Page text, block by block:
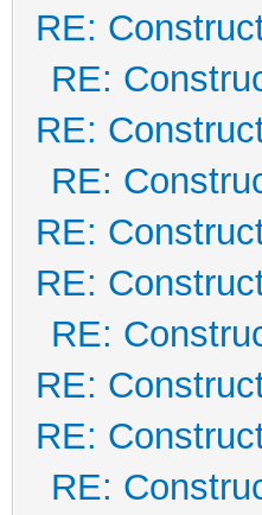
RE:
RE:
RE:
RE:
RE:
RE:
RE:
RE:
RE:
RE: